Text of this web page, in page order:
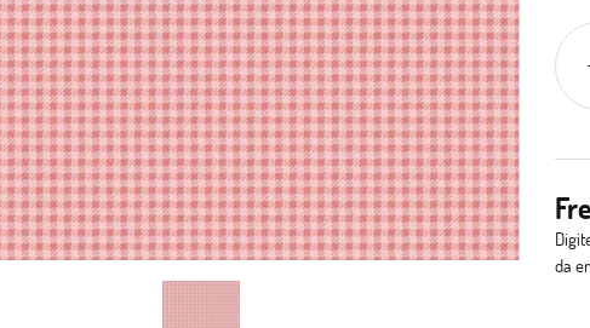
da